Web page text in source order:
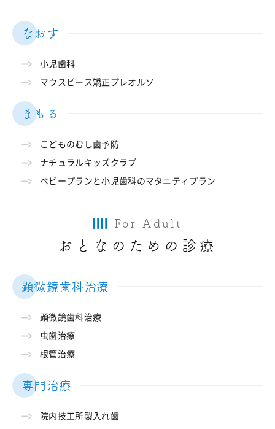
なおす
小児歯科
マウスピース矯正プレオルソ
まもる
こどものむし歯予防
ナチュラルキッズクラブ
ベビープランと小児歯科のマタニティプラン
For Adult
おとなのための診療
顕微鏡歯科治療
顕微鏡歯科治療
虫歯治療
根管治療
専門治療
院内技工所製入れ歯